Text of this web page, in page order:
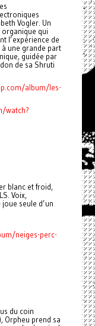
Vogler. Un
qui
l’expérience de
à une grande part
guidée par
de sa Shruti
album/les-
watch?
blanc et froid,
Voix,
seule d’un
neiges-perc-
du coin
Orpheu prend sa